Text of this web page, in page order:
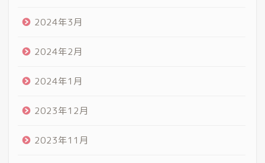
2024年3月
2024年2月
2024年1月
2023年12月
2023年11月